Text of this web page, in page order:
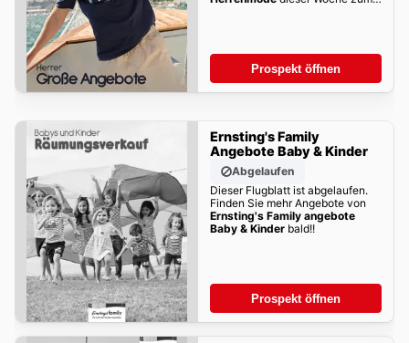
Prospekt öffnen
Ernsting's Family
Angebote Baby & Kinder
Abgelaufen
Dieser Flugblatt ist abgelaufen.
Finden Sie mehr Angebote von
Ernsting's Family angebote
Baby & Kinderbald!!
Prospekt öffnen